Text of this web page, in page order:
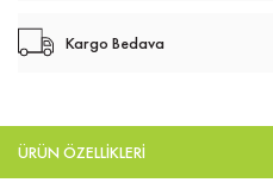
Kargo Bedava
ÜRÜN ÖZELLIKLERI